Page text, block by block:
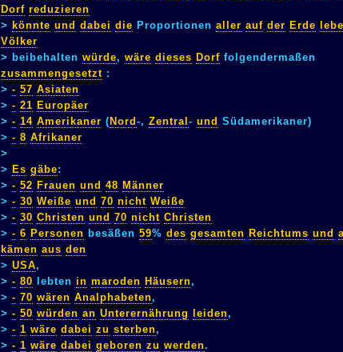
Dorf reduzieren
> könnte und dabei die Proportionen aller auf der Erde
Völker
> beibehalten würde, wäre dieses Dorf folgendermaßen
zusammengesetzt :
> - 57 Asiaten
> - 21 Europäer
> - 14 Amerikaner ( Nord -, Zentral - und Südamerikaner)
> - 8 Afrikaner
>
> Es gäbe:
> - 52 Frauen und 48 Männer
> - 30 Weiße und 70 nicht Weiße
> - 30 Christen und 70 nicht Christen
> - 6 Personen besäßen 59% des gesamten Reichtums und
kämen aus den
> USA,
> - 80 lebten in maroden Häusern,
> - 70 wären Analphabeten,
> - 50 würden an Unterernährung leiden,
> - 1 wäre dabei zu sterben,
> - 1 wäre dabei geboren zu werden.